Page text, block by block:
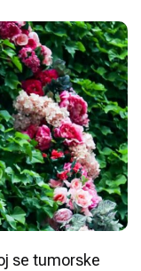
se tumorske